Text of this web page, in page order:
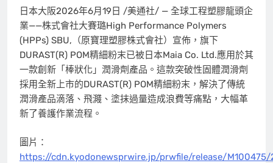
日本大阪2026年6月19日 /美通社/ — 全球工程塑膠龍頭企
業——株式會社大賽璐High Performance Polymers
(HPPs) SBU,（原寶理塑膠株式會社） 宣佈，旗下
DURAST(R) POM精細粉末已被日本Maia Co. Ltd.應用於其
一款創新「棒狀化」潤滑劑產品。這款突破性固體潤滑劑
採用全新上市的DURAST(R) POM精細粉末，解決了傳統
潤滑產品滴落、飛濺、塗抹過量造成浪費等痛點，大幅革
新了養護作業流程。
圖片：
https://cdn.kyodonewsprwire.jp/prwfile/release/